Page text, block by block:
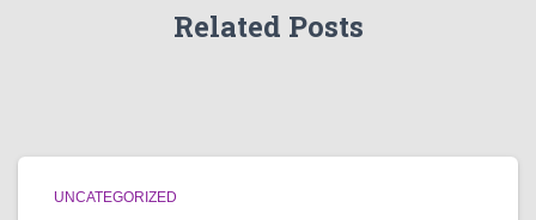
Related Posts
UNCATEGORIZED